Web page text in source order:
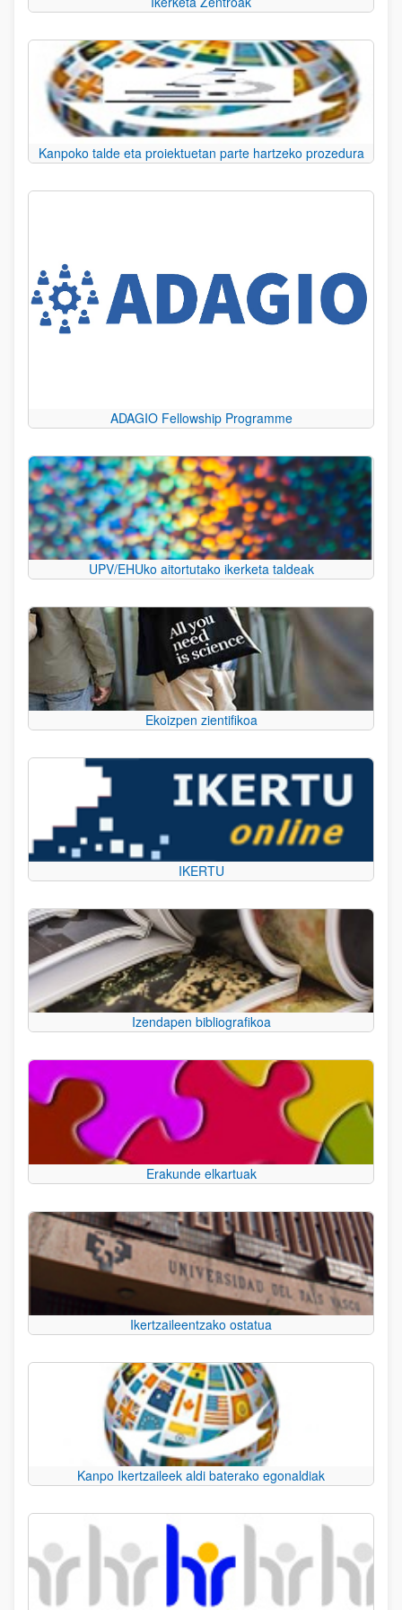
Kanpoko talde eta proiektuetan parte hartzeko prozedura
ADAGIO Fellowship Programme
UPV/EHUko aitortutako ikerketa taldeak
Ekoizpen zientifikoa
IKERTU
Izendapen bibliografikoa
Erakunde elkartuak
Ikertzaileentzako ostatua
Kanpo Ikertzaileek aldi baterako egonaldiak